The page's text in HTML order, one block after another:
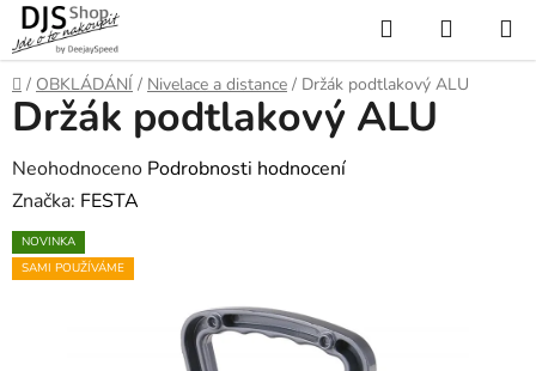
Přejít
na
obsah
Hledat
KOŠÍK
Domů
/ OBKLÁDÁNÍ / Nivelace a distance / Držák podtlakový ALU
Držák podtlakový ALU
Průměrné
hodnocení
produktu
je
Neohodnoceno Podrobnosti hodnocení
Značka: FESTA
NOVINKA
SAMI POUŽÍVÁME